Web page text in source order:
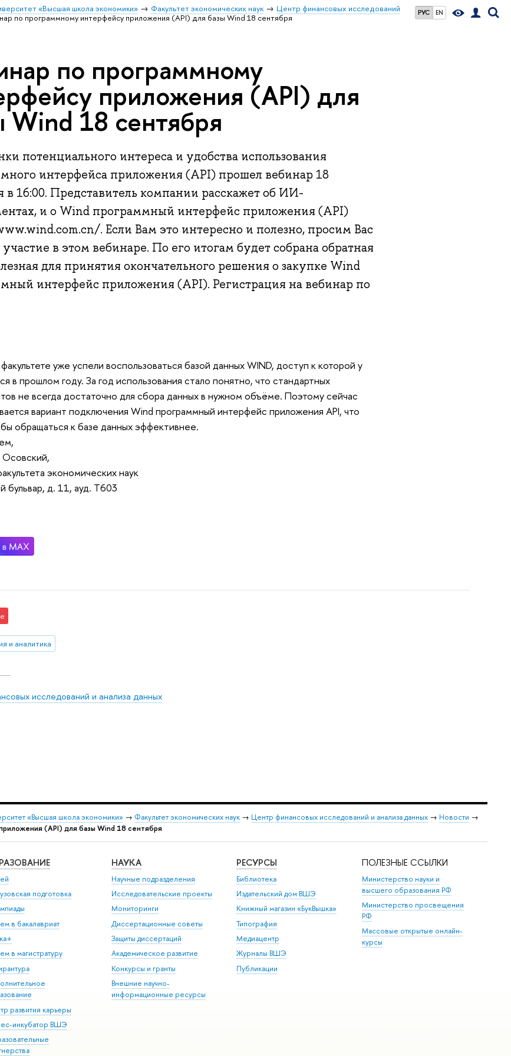
РУС EN
«Высшая школа экономики» Факультет экономических наук
Центр финансовых исследований
по программному интерфейсу приложения (API) для базы Wind 18 сентября
по программному
приложения (API) для
Wind 18 сентября
потенциального интереса и удобства использования
интерфейса приложения (API) прошел вебинар 18
в 16:00. Представитель компании расскажет об ИИ-
и о Wind программный интерфейс приложения (API)
. Если Вам это интересно и полезно, просим Вас
в этом вебинаре. По его итогам будет собрана обратная
для принятия окончательного решения о закупке Wind
интерфейс приложения (API). Регистрация на вебинар по
уже успели воспользоваться базой данных WIND, доступ к которой у
в прошлом году. За год использования стало понятно, что стандартных
не всегда достаточно для сбора данных в нужном объёме. Поэтому сейчас
вариант подключения Wind программный интерфейс приложения API, что
обращаться к базе данных эффективнее.
экономических наук
бульвар, д. 11, ауд. T603
и аналитика
исследований и анализа данных
«Высшая школа экономики» → Факультет экономических наук → Центр финансовых исследований и анализа данных → Новости →
(API) для базы Wind 18 сентября
подготовка
в бакалавриат
в магистратуру
развития карьеры
инкубатор ВШЭ
НАУКА
Научные подразделения
Исследовательские проекты
Мониторинги
Диссертационные советы
Защиты диссертаций
Академическое развитие
Конкурсы и гранты
Внешние научно-
информационные ресурсы
РЕСУРСЫ
Библиотека
Издательский дом ВШЭ
Книжный магазин «БукВышка»
Типография
Медиацентр
Журналы ВШЭ
Публикации
ПОЛЕЗНЫЕ ССЫЛКИ
Министерство науки и
высшего образования РФ
Министерство просвещения
РФ
Массовые открытые онлайн-
курсы